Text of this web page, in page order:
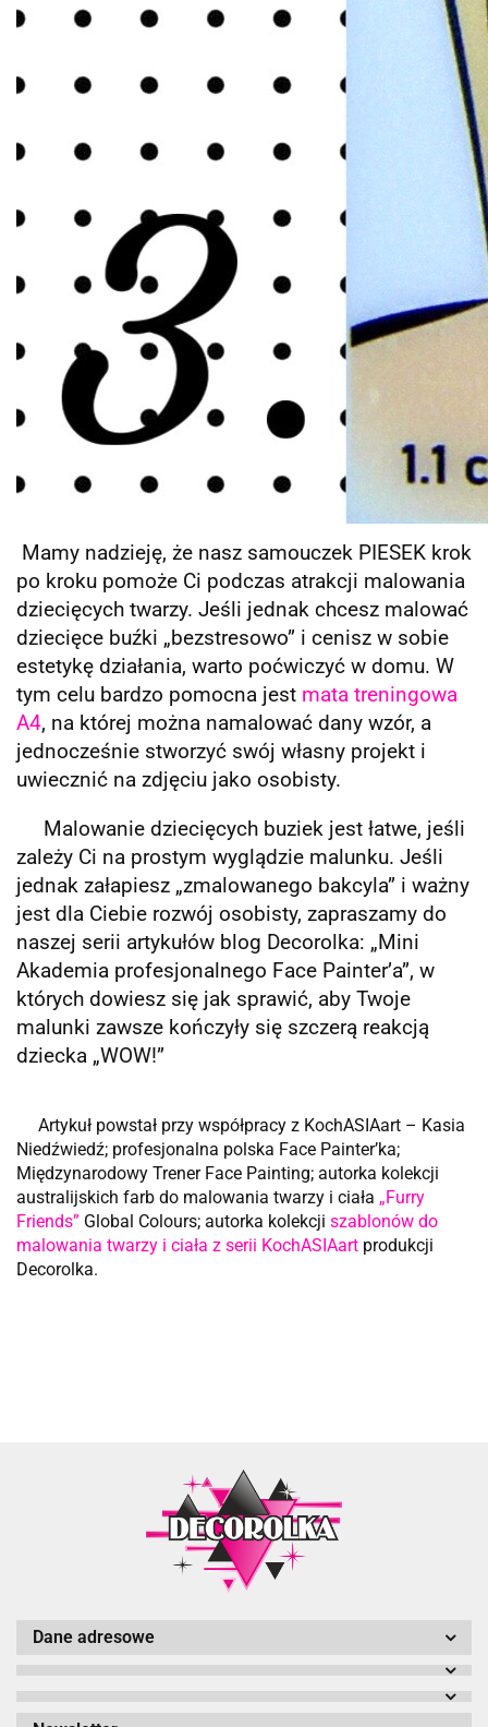
Mamy nadzieję, że nasz samouczek PIESEK krok
po kroku pomoże Ci podczas atrakcji malowania
dziecięcych twarzy. Jeśli jednak chcesz malować
dziecięce buźki „bezstresowo” i cenisz w sobie
estetykę działania, warto poćwiczyć w domu. W
tym celu bardzo pomocna jest mata treningowa
A4, na której można namalować dany wzór, a
jednocześnie stworzyć swój własny projekt i
uwiecznić na zdjęciu jako osobisty.
Malowanie dziecięcych buziek jest łatwe, jeśli
zależy Ci na prostym wyglądzie malunku. Jeśli
jednak załapiesz „zmalowanego bakcyla” i ważny
jest dla Ciebie rozwój osobisty, zapraszamy do
naszej serii artykułów blog Decorolka: „Mini
Akademia profesjonalnego Face Painter’a”, w
których dowiesz się jak sprawić, aby Twoje
malunki zawsze kończyły się szczerą reakcją
dziecka „WOW!”
Artykuł powstał przy współpracy z KochASIAart – Kasia
Niedźwiedź; profesjonalna polska Face Painter’ka;
Międzynarodowy Trener Face Painting; autorka kolekcji
australijskich farb do malowania twarzy i ciała „Furry
Friends” Global Colours; autorka kolekcji szablonów do
malowania twarzy i ciała z serii KochASIAart produkcji
Decorolka.
Dane adresowe